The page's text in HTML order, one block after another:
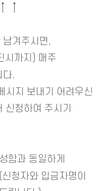
↑ ↑
겨주시면,
시까지) 매주
다.
시지 보내기 어려우신
청하여 주시기
함과 동일하게
청자와 입금자명이